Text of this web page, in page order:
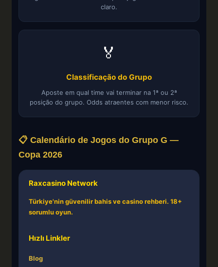
claro.
🏅
Classificação do Grupo
Aposte em qual time vai terminar na 1ª ou 2ª
posição do grupo. Odds atraentes com menor risco.
📋 Calendário de Jogos do Grupo G —
Copa 2026
Raxcasino Network
Türkiye'nin güvenilir bahis ve casino rehberi. 18+
sorumlu oyun.
Hızlı Linkler
Blog